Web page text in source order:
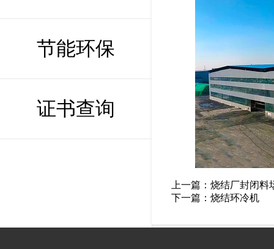
节能环保
证书查询
上一篇： 烧结厂封闭料
下一篇： 烧结环冷机